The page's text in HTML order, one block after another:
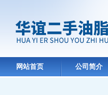
网站首页 公司简介